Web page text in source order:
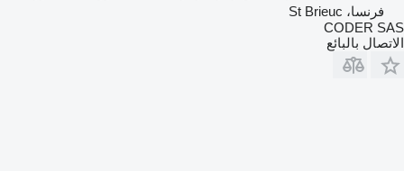
فرنسا، St Brieuc
CODER SAS
الاتصال بالبائع